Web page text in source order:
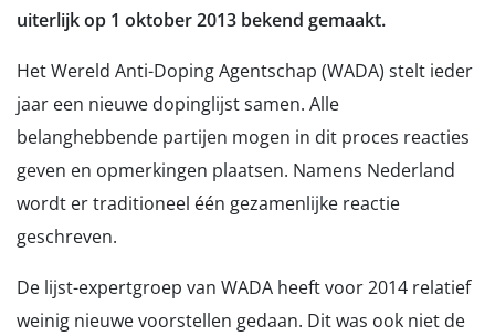
uiterlijk op 1 oktober 2013 bekend gemaakt.
Het Wereld Anti-Doping Agentschap (WADA) stelt ieder
jaar een nieuwe dopinglijst samen. Alle
belanghebbende partijen mogen in dit proces reacties
geven en opmerkingen plaatsen. Namens Nederland
wordt er traditioneel één gezamenlijke reactie
geschreven.
De lijst-expertgroep van WADA heeft voor 2014 relatief
weinig nieuwe voorstellen gedaan. Dit was ook niet de